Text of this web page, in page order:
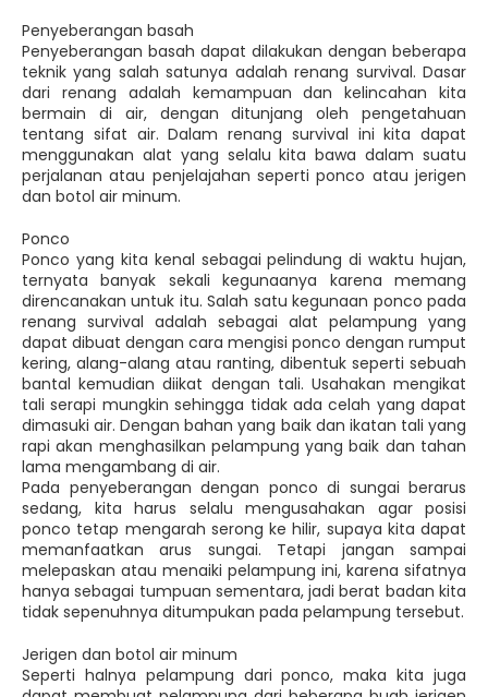
Penyeberangan basah
Penyeberangan basah dapat dilakukan dengan beberapa
teknik yang salah satunya adalah renang survival. Dasar
dari renang adalah kemampuan dan kelincahan kita
bermain di air, dengan ditunjang oleh pengetahuan
tentang sifat air. Dalam renang survival ini kita dapat
menggunakan alat yang selalu kita bawa dalam suatu
perjalanan atau penjelajahan seperti ponco atau jerigen
dan botol air minum.
Ponco
Ponco yang kita kenal sebagai pelindung di waktu hujan,
ternyata banyak sekali kegunaanya karena memang
direncanakan untuk itu. Salah satu kegunaan ponco pada
renang survival adalah sebagai alat pelampung yang
dapat dibuat dengan cara mengisi ponco dengan rumput
kering, alang-alang atau ranting, dibentuk seperti sebuah
bantal kemudian diikat dengan tali. Usahakan mengikat
tali serapi mungkin sehingga tidak ada celah yang dapat
dimasuki air. Dengan bahan yang baik dan ikatan tali yang
rapi akan menghasilkan pelampung yang baik dan tahan
lama mengambang di air.
Pada penyeberangan dengan ponco di sungai berarus
sedang, kita harus selalu mengusahakan agar posisi
ponco tetap mengarah serong ke hilir, supaya kita dapat
memanfaatkan arus sungai. Tetapi jangan sampai
melepaskan atau menaiki pelampung ini, karena sifatnya
hanya sebagai tumpuan sementara, jadi berat badan kita
tidak sepenuhnya ditumpukan pada pelampung tersebut.
Jerigen dan botol air minum
Seperti halnya pelampung dari ponco, maka kita juga